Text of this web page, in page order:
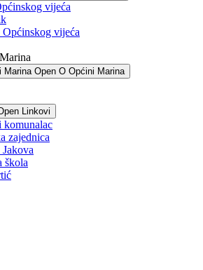
vijeća
Općinskog vijeća
Marina Open O Općini Marina
Linkovi
komunalac
zajednica
Jakova
škola